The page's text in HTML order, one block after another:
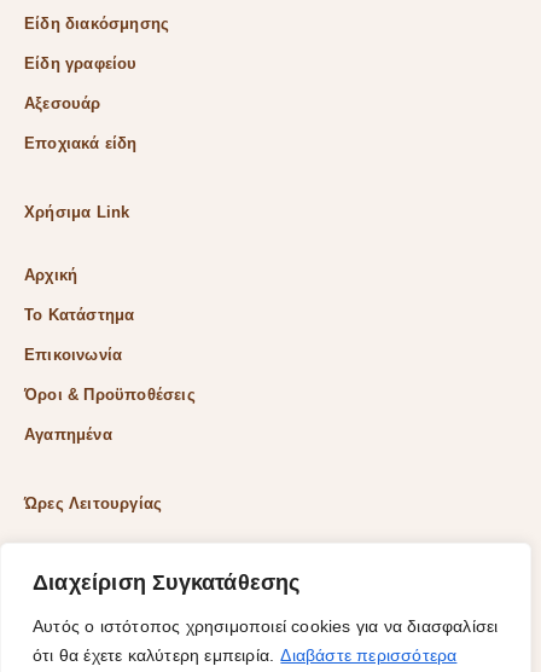
Διαχείριση Συγκατάθεσης
Αυτός ο ιστότοπος χρησιμοποιεί cookies για να διασφαλίσει
ότι θα έχετε καλύτερη εμπειρία. Διαβάστε περισσότερα
Είδη διακόσμησης
Είδη γραφείου
Αξεσουάρ
Εποχιακά είδη
Χρήσιμα Link
Αρχική
Το Κατάστημα
Επικοινωνία
Όροι & Προϋποθέσεις
Αγαπημένα
Ώρες Λειτουργίας
Πεμ: 9:00-18:00